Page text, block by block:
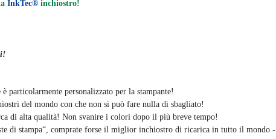
InkTec® inchiostro!
particolarmente personalizzato per la stampante!
del mondo con che non si può fare nulla di sbagliato!
di alta qualità! Non svanire i colori dopo il più breve tempo!
di stampa“, comprate forse il miglior inchiostro di ricarica in tutto il mondo -